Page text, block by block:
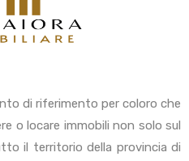
di riferimento per coloro che
o locare immobili non solo sul
il territorio della provincia di